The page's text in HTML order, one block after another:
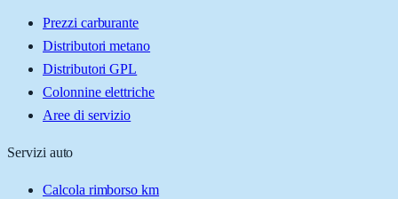
Prezzi carburante
Distributori metano
Distributori GPL
Colonnine elettriche
Aree di servizio
Servizi auto
Calcola rimborso km